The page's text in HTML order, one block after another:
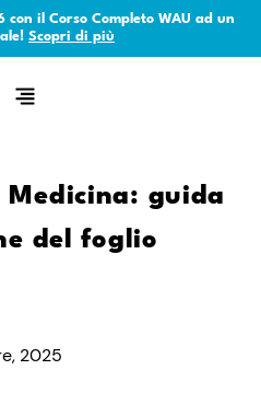
il Corso Completo WAU ad un
Scopri di più
Medicina: guida
del foglio
2025